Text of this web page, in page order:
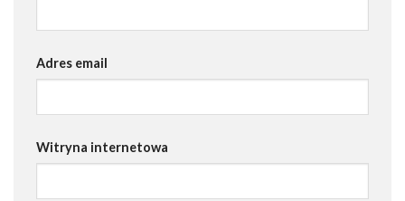
Adres email
Witryna internetowa